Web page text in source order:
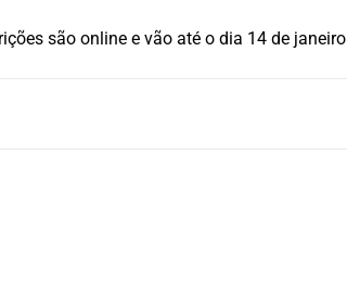
são online e vão até o dia 14 de janeiro